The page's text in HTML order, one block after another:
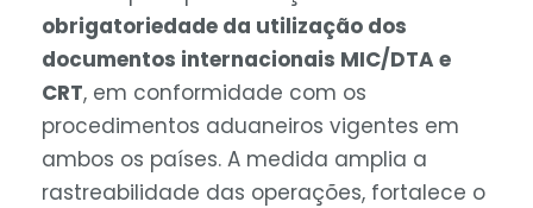
obrigatoriedade da utilização dos
documentos internacionais MIC/DTA e
CRT, em conformidade com os
procedimentos aduaneiros vigentes em
ambos os países. A medida amplia a
rastreabilidade das operações, fortalece o